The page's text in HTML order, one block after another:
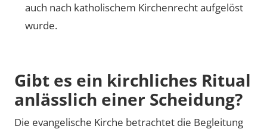
auch nach katholischem Kirchenrecht aufgelöst
wurde.
Gibt es ein kirchliches Ritual
anlässlich einer Scheidung?
Die evangelische Kirche betrachtet die Begleitung